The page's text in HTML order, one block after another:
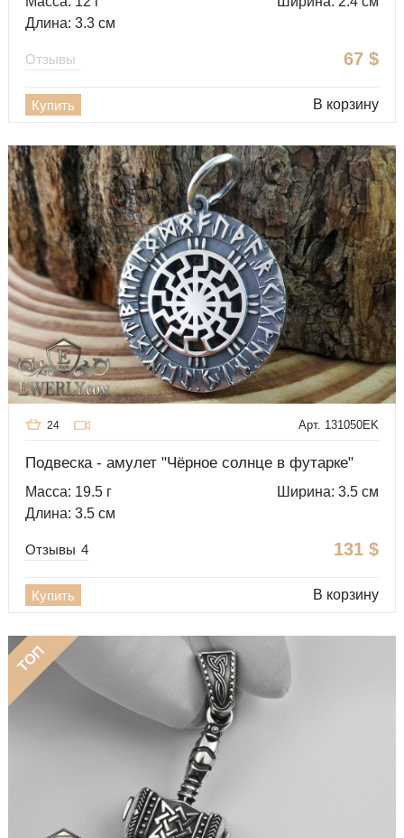
Длина: 3.3 см
67 $
Отзывы
Купить В корзину
Арт. 131050EK
24
Подвеска - амулет "Чёрное солнце в футарке"
Масса: 19.5 г
Ширина: 3.5 см
Длина: 3.5 см
131 $
Отзывы 4
Купить В корзину
ТОП